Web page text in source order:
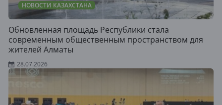
НОВОСТИ КАЗАХСТАНА
Обновленная площадь Республики стала
современным общественным пространством для
жителей Алматы
28.07.2026